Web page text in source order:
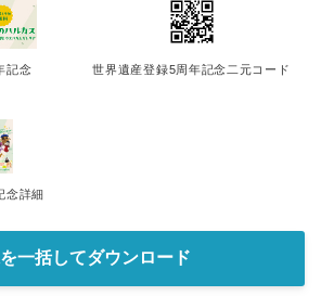
記念 世界遺産登録5周年記念二元コード
念詳細
一括してダウンロード